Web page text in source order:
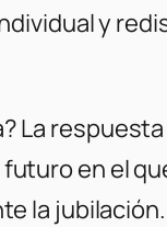
y
La
en el
la jubilación.